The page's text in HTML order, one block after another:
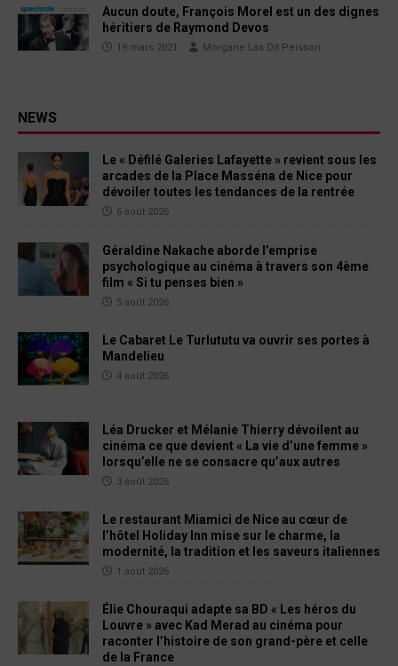
Aucun doute, François Morel est un des dignes
héritiers de Raymond Devos
19 mars 2021 Morgane Las Dit Peisson
NEWS
Le « Défilé Galeries Lafayette » revient sous les
arcades de la Place Masséna de Nice pour
dévoiler toutes les tendances de la rentrée
6 août 2026
Géraldine Nakache aborde l’emprise
psychologique au cinéma à travers son 4ème
film « Si tu penses bien »
5 août 2026
Le Cabaret Le Turlututu va ouvrir ses portes à
Mandelieu
4 août 2026
Léa Drucker et Mélanie Thierry dévoilent au
cinéma ce que devient « La vie d’une femme »
lorsqu’elle ne se consacre qu’aux autres
3 août 2026
Le restaurant Miamici de Nice au cœur de
l’hôtel Holiday Inn mise sur le charme, la
modernité, la tradition et les saveurs italiennes
1 août 2026
Élie Chouraqui adapte sa BD « Les héros du
Louvre » avec Kad Merad au cinéma pour
raconter l’histoire de son grand-père et celle
de la France